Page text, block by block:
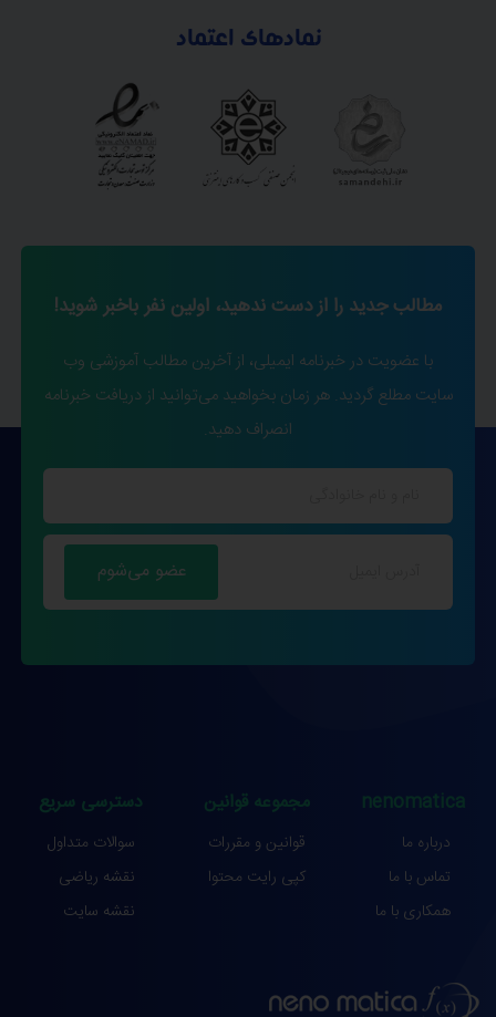
نمادهای اعتماد
مطالب جدید را از دست ندهید، اولین نفر باخبر شوید!
با عضویت در خبرنامه ایمیلی، از آخرین مطالب آموزشی وب
سایت مطلع گردید. هر زمان بخواهید می‌توانید از دریافت خبرنامه
انصراف دهید.
nenomatica
درباره ما
تماس با ما
همکاری با ما
مجموعه قوانین
قوانین و مقررات
کپی رایت محتوا
دسترسی سریع
سوالات متداول
نقشه ریاضی
نقشه سایت